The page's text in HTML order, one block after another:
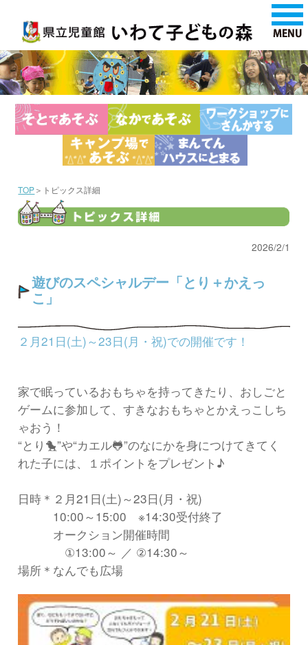
TOP＞トピックス詳細
2026/2/1
遊びのスペシャルデー「とり＋かえっ
こ」
２月21日(土)～23日(月・祝)での開催です！
家で眠っているおもちゃを持ってきたり、おしごと
ゲームに参加して、すきなおもちゃとかえっこしち
ゃおう！
“とり🐤”や“カエル🐸”のなにかを身につけてきてく
れた子には、１ポイントをプレゼント♪
日時＊２月21日(土)～23日(月・祝)
10:00～15:00 ※14:30受付終了
オークション開催時間
①13:00～ ／ ②14:30～
場所＊なんでも広場